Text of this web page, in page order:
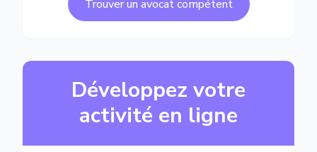
Trouver un avocat compétent
Développez votre
activité en ligne